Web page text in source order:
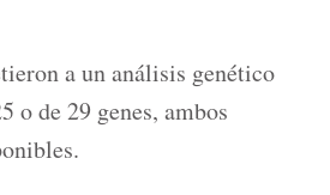
a un análisis genético
o de 29 genes, ambos